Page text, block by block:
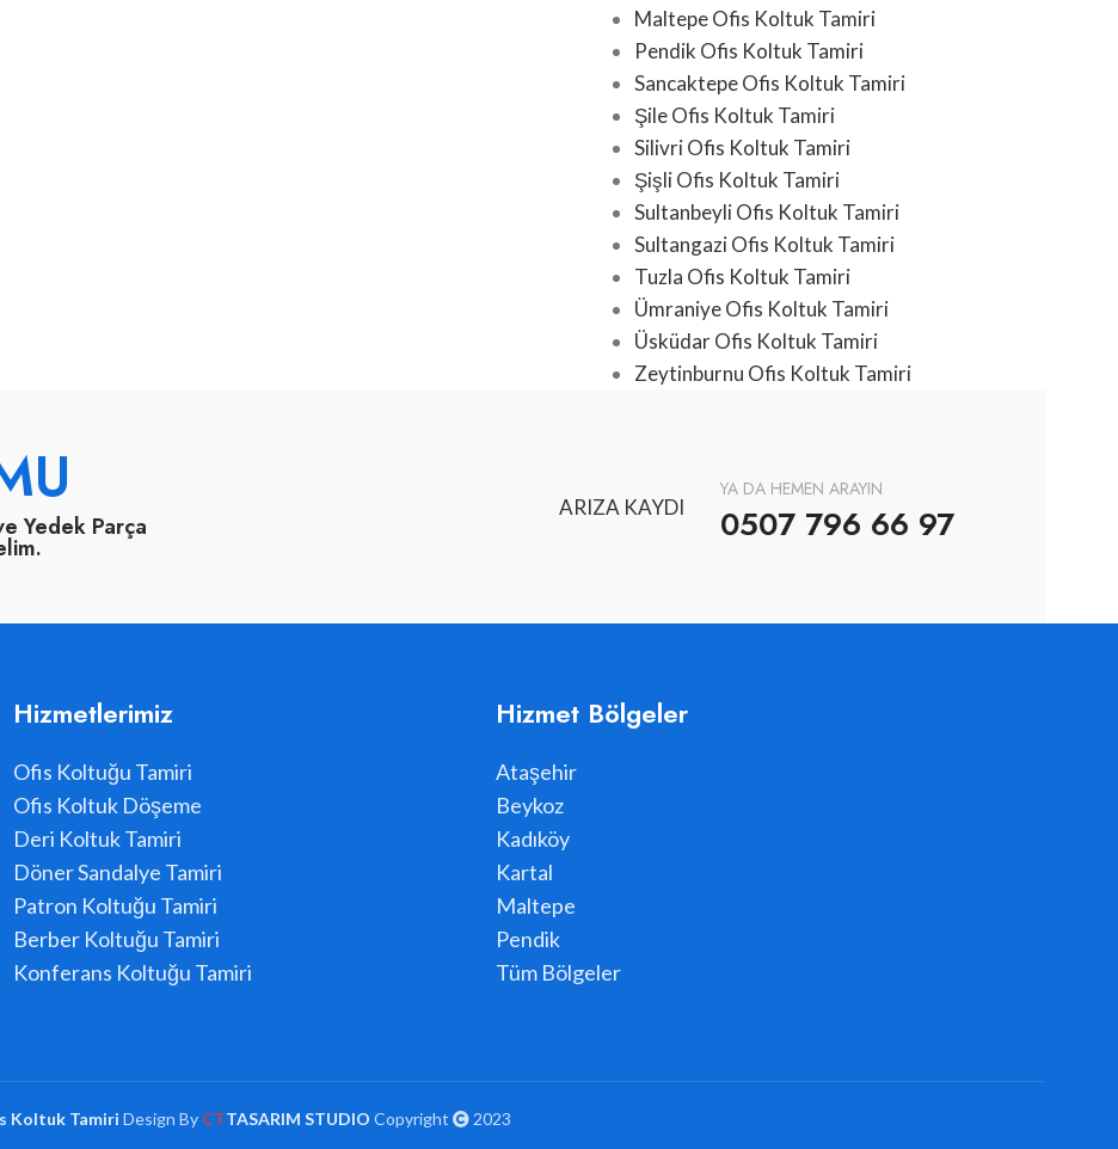
Maltepe Ofis Koltuk Tamiri
Pendik Ofis Koltuk Tamiri
Sancaktepe Ofis Koltuk Tamiri
Şile Ofis Koltuk Tamiri
Silivri Ofis Koltuk Tamiri
Şişli Ofis Koltuk Tamiri
Sultanbeyli Ofis Koltuk Tamiri
Sultangazi Ofis Koltuk Tamiri
Tuzla Ofis Koltuk Tamiri
Ümraniye Ofis Koltuk Tamiri
Üsküdar Ofis Koltuk Tamiri
Zeytinburnu Ofis Koltuk Tamiri
Yedek Parça
ARIZA KAYDI
YA DA HEMEN ARAYIN
0507 796 66 97
Hizmetlerimiz
Ofis Koltuğu Tamiri
Ofis Koltuk Döşeme
Deri Koltuk Tamiri
Döner Sandalye Tamiri
Patron Koltuğu Tamiri
Berber Koltuğu Tamiri
Konferans Koltuğu Tamiri
Hizmet Bölgeler
Ataşehir
Beykoz
Kadıköy
Kartal
Maltepe
Pendik
Tüm Bölgeler
Koltuk Tamiri Design By CTTASARIM STUDIO Copyright 2023